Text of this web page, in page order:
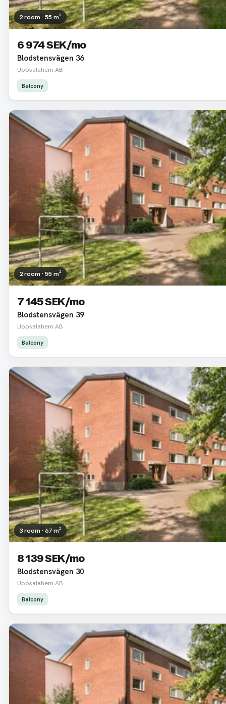
2 room · 55 m²
6 974 SEK/mo
Blodstensvägen 36
Uppsalahem AB
Balcony
2 room · 55 m²
7 145 SEK/mo
Blodstensvägen 39
Uppsalahem AB
Balcony
3 room · 67 m²
8 139 SEK/mo
Blodstensvägen 30
Uppsalahem AB
Balcony